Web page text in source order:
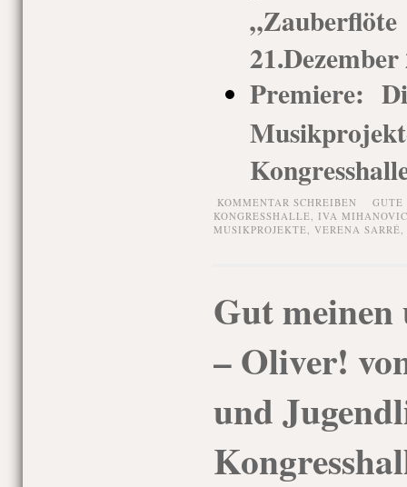
21.Dezember
Premiere:
KOMMENTAR SCHREIBEN
GUTE
KONGRESSHALLE, IVA MIHANOVIC
MUSIKPROJEKTE, VERENA SARRÉ,
Gut meinen
– Oliver!
und